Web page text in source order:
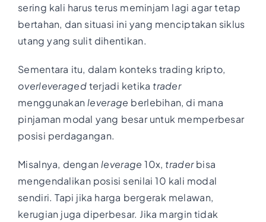
sering kali harus terus meminjam lagi agar tetap
bertahan, dan situasi ini yang menciptakan siklus
utang yang sulit dihentikan.
Sementara itu, dalam konteks trading kripto,
overleveragedterjadi ketika trader
menggunakanleverage berlebihan, di mana
pinjaman modal yang besar untuk memperbesar
posisi perdagangan.
Misalnya, denganleverage 10x, traderbisa
mengendalikan posisi senilai 10 kali modal
sendiri. Tapi jika harga bergerak melawan,
kerugian juga diperbesar. Jika margin tidak